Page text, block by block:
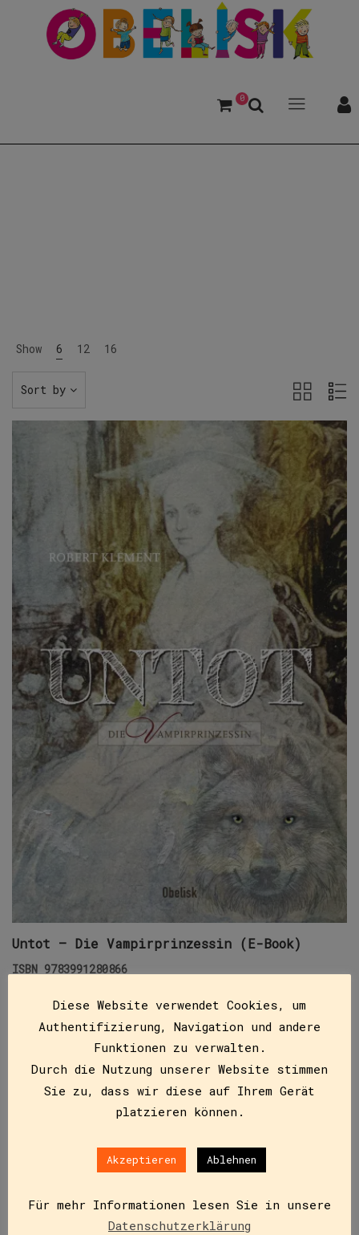
0
Show 6 12 16
Sort by
Untot – Die Vampirprinzessin (E-Book)
ISBN 9783991280866
Dass Jan beim Casting zu einem Vampirfilm
angenommen wurde, findet er echt cool. Die
Dreharbeiten finden auf Schloss Krumau in Böhmen
Diese Website verwendet Cookies, um
Authentifizierung, Navigation und andere
Funktionen zu verwalten.
Durch die Nutzung unserer Website stimmen
Sie zu, dass wir diese auf Ihrem Gerät
platzieren können.
Akzeptieren Ablehnen
Für mehr Informationen lesen Sie in unsere
Datenschutzerklärung